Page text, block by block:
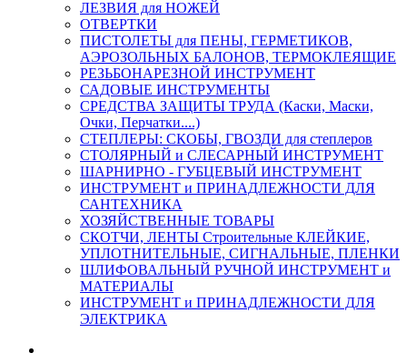
ЛЕЗВИЯ для НОЖЕЙ
ОТВЕРТКИ
ПИСТОЛЕТЫ для ПЕНЫ, ГЕРМЕТИКОВ,
АЭРОЗОЛЬНЫХ БАЛОНОВ, ТЕРМОКЛЕЯЩИЕ
РЕЗЬБОНАРЕЗНОЙ ИНСТРУМЕНТ
САДОВЫЕ ИНСТРУМЕНТЫ
СРЕДСТВА ЗАЩИТЫ ТРУДА (Каски, Маски,
Очки, Перчатки....)
СТЕПЛЕРЫ: СКОБЫ, ГВОЗДИ для степлеров
СТОЛЯРНЫЙ и СЛЕСАРНЫЙ ИНСТРУМЕНТ
ШАРНИРНО - ГУБЦЕВЫЙ ИНСТРУМЕНТ
ИНСТРУМЕНТ и ПРИНАДЛЕЖНОСТИ ДЛЯ
САНТЕХНИКА
ХОЗЯЙСТВЕННЫЕ ТОВАРЫ
СКОТЧИ, ЛЕНТЫ Строительные КЛЕЙКИЕ,
УПЛОТНИТЕЛЬНЫЕ, СИГНАЛЬНЫЕ, ПЛЕНКИ
ШЛИФОВАЛЬНЫЙ РУЧНОЙ ИНСТРУМЕНТ и
МАТЕРИАЛЫ
ИНСТРУМЕНТ и ПРИНАДЛЕЖНОСТИ ДЛЯ
ЭЛЕКТРИКА